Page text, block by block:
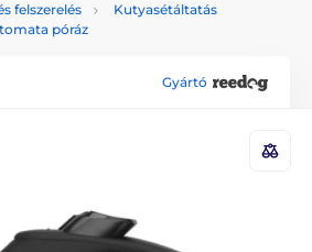
felszerelés
Kutyasétáltatás
póráz
Gyártó